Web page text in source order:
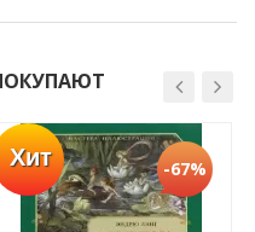
Хит -67%